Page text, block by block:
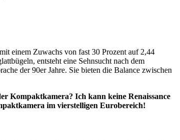
einem Zuwachs von fast 30 Prozent auf 2,44
entsteht eine Sehnsucht nach dem
der 90er Jahre. Sie bieten die Balance zwischen
Kompaktkamera? Ich kann keine Renaissance
im vierstelligen Eurobereich!